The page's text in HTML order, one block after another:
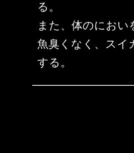
る。
また、体のにおい
魚臭くなく、スイ
する。